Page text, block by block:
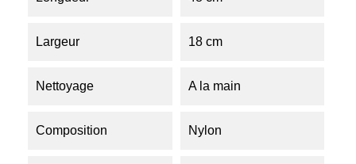
Largeur 18 cm
Nettoyage A la main
Composition Nylon